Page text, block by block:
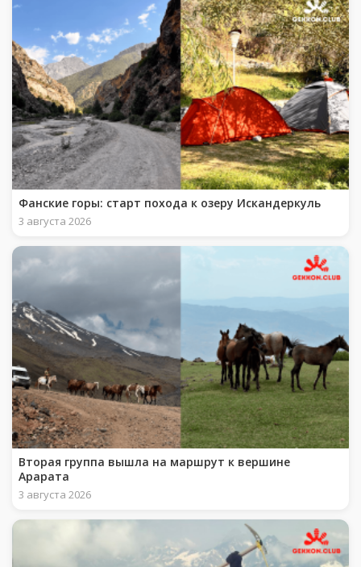
Фанские горы: старт похода к озеру Искандеркуль
3 августа 2026
Вторая группа вышла на маршрут к вершине
Арарата
3 августа 2026